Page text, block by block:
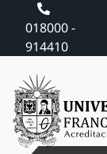
018000 -
914410